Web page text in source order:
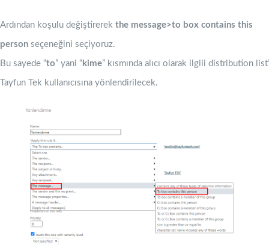
Ardından koşulu değiştirerek the message>to box contains this
person seçeneğini seçiyoruz.
Bu sayede “to” yani “kime” kısmında alıcı olarak ilgili distribution
Tayfun Tek kullanıcısına yönlendirilecek.